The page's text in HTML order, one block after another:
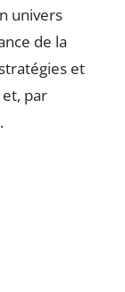
univers
de la
et
par